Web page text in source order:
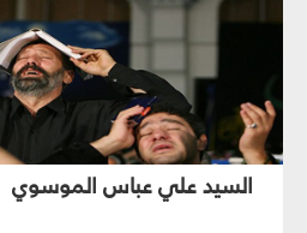
السيد علي عباس الموسوي